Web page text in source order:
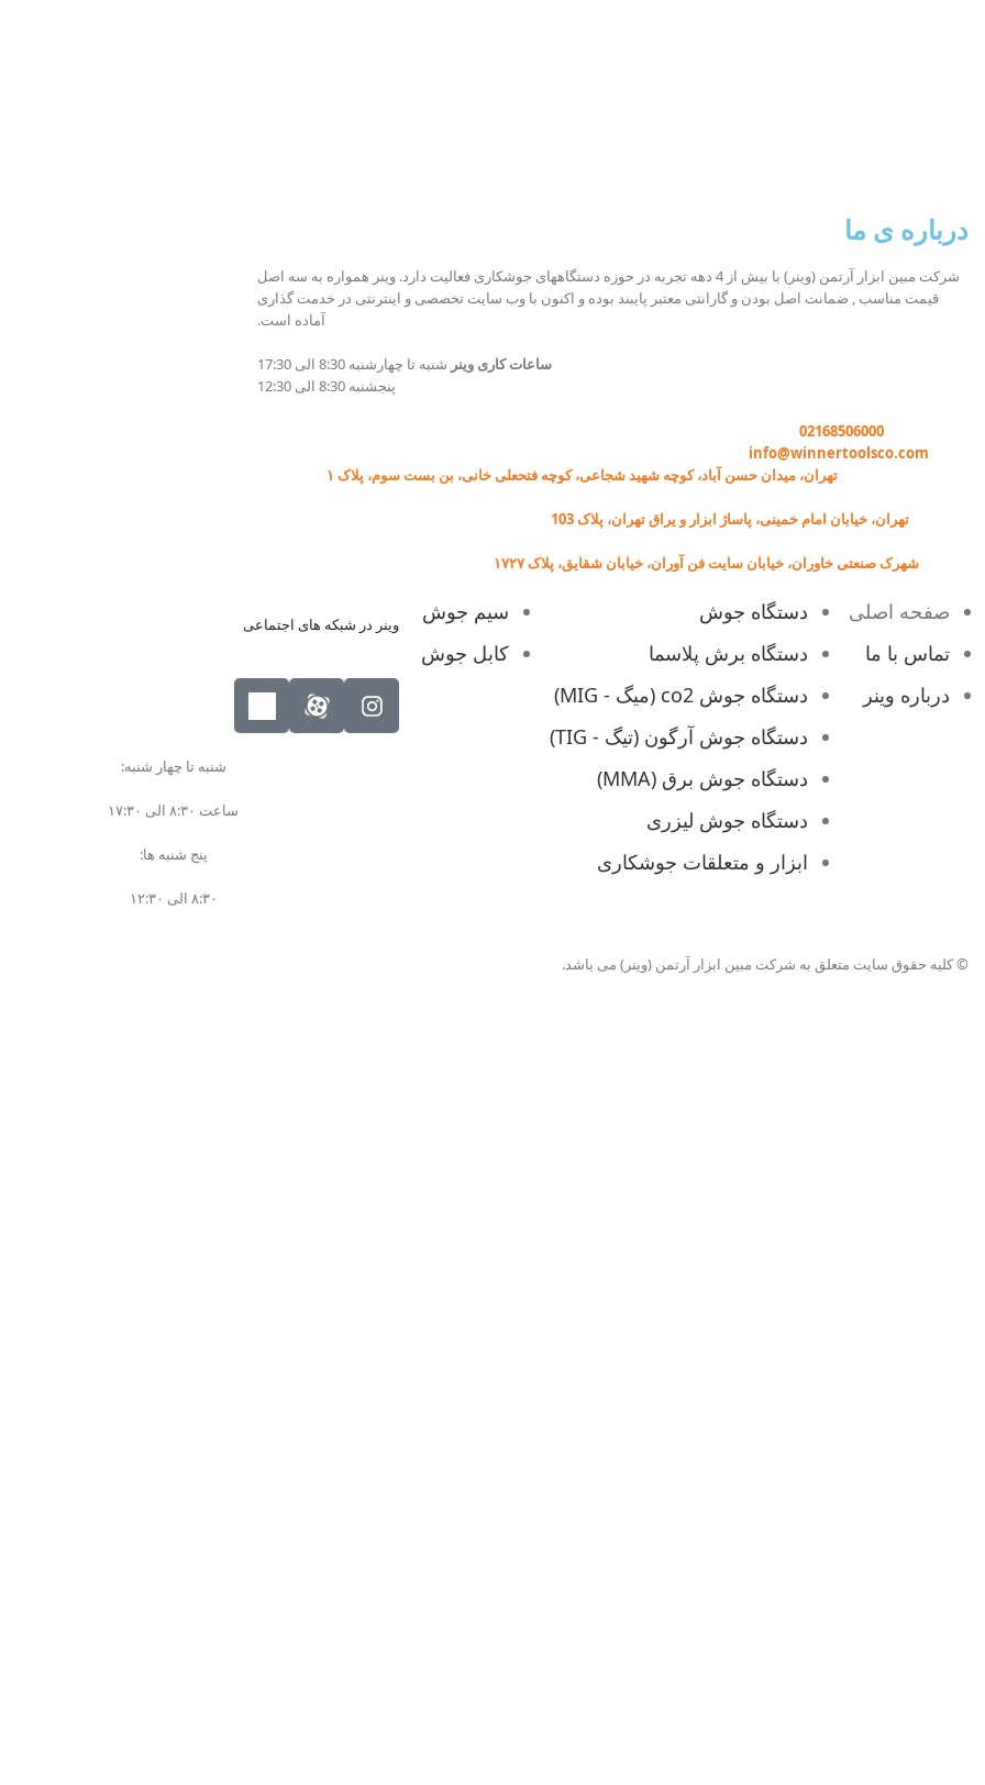
درباره ی ما
شرکت مبین ابزار آرتمن (وینر) با بیش از 4 دهه تجربه در حوزه دستگاههای جوشکاری فعالیت دارد. وینر همواره به سه اصل
قیمت مناسب , ضمانت اصل بودن و گارانتی معتبر پایبند بوده و اکنون با وب سایت تخصصی و اینترنتی در خدمت گذاری
آماده است.
ساعات کاری وینر شنبه تا چهارشنبه 8:30 الی 17:30
پنجشنبه 8:30 الی 12:30
02168506000
info@winnertoolsco.com
تهران، میدان حسن آباد، کوچه شهید شجاعی، کوچه فتحعلی خانی، بن بست سوم، پلاک ۱
تهران، خیابان امام خمینی، پاساژ ابزار و یراق تهران، پلاک 103
شهرک صنعتی خاوران، خیابان سایت فن آوران، خیابان شقایق، پلاک ۱۷۲۷
صفحه اصلی
تماس با ما
درباره وینر
دستگاه جوش
دستگاه برش پلاسما
دستگاه جوش co2 (میگ - MIG)
دستگاه جوش آرگون (تیگ - TIG)
دستگاه جوش برق (MMA)
دستگاه جوش لیزری
ابزار و متعلقات جوشکاری
سیم جوش
کابل جوش
وینر در شبکه های اجتماعی
شنبه تا چهار شنبه:
ساعت ۸:۳۰ الی ۱۷:۳۰
پنج شنبه ها:
۸:۳۰ الی ۱۲:۳۰
© کلیه حقوق سایت متعلق به شرکت مبین ابزار آرتمن (وینر) می باشد.